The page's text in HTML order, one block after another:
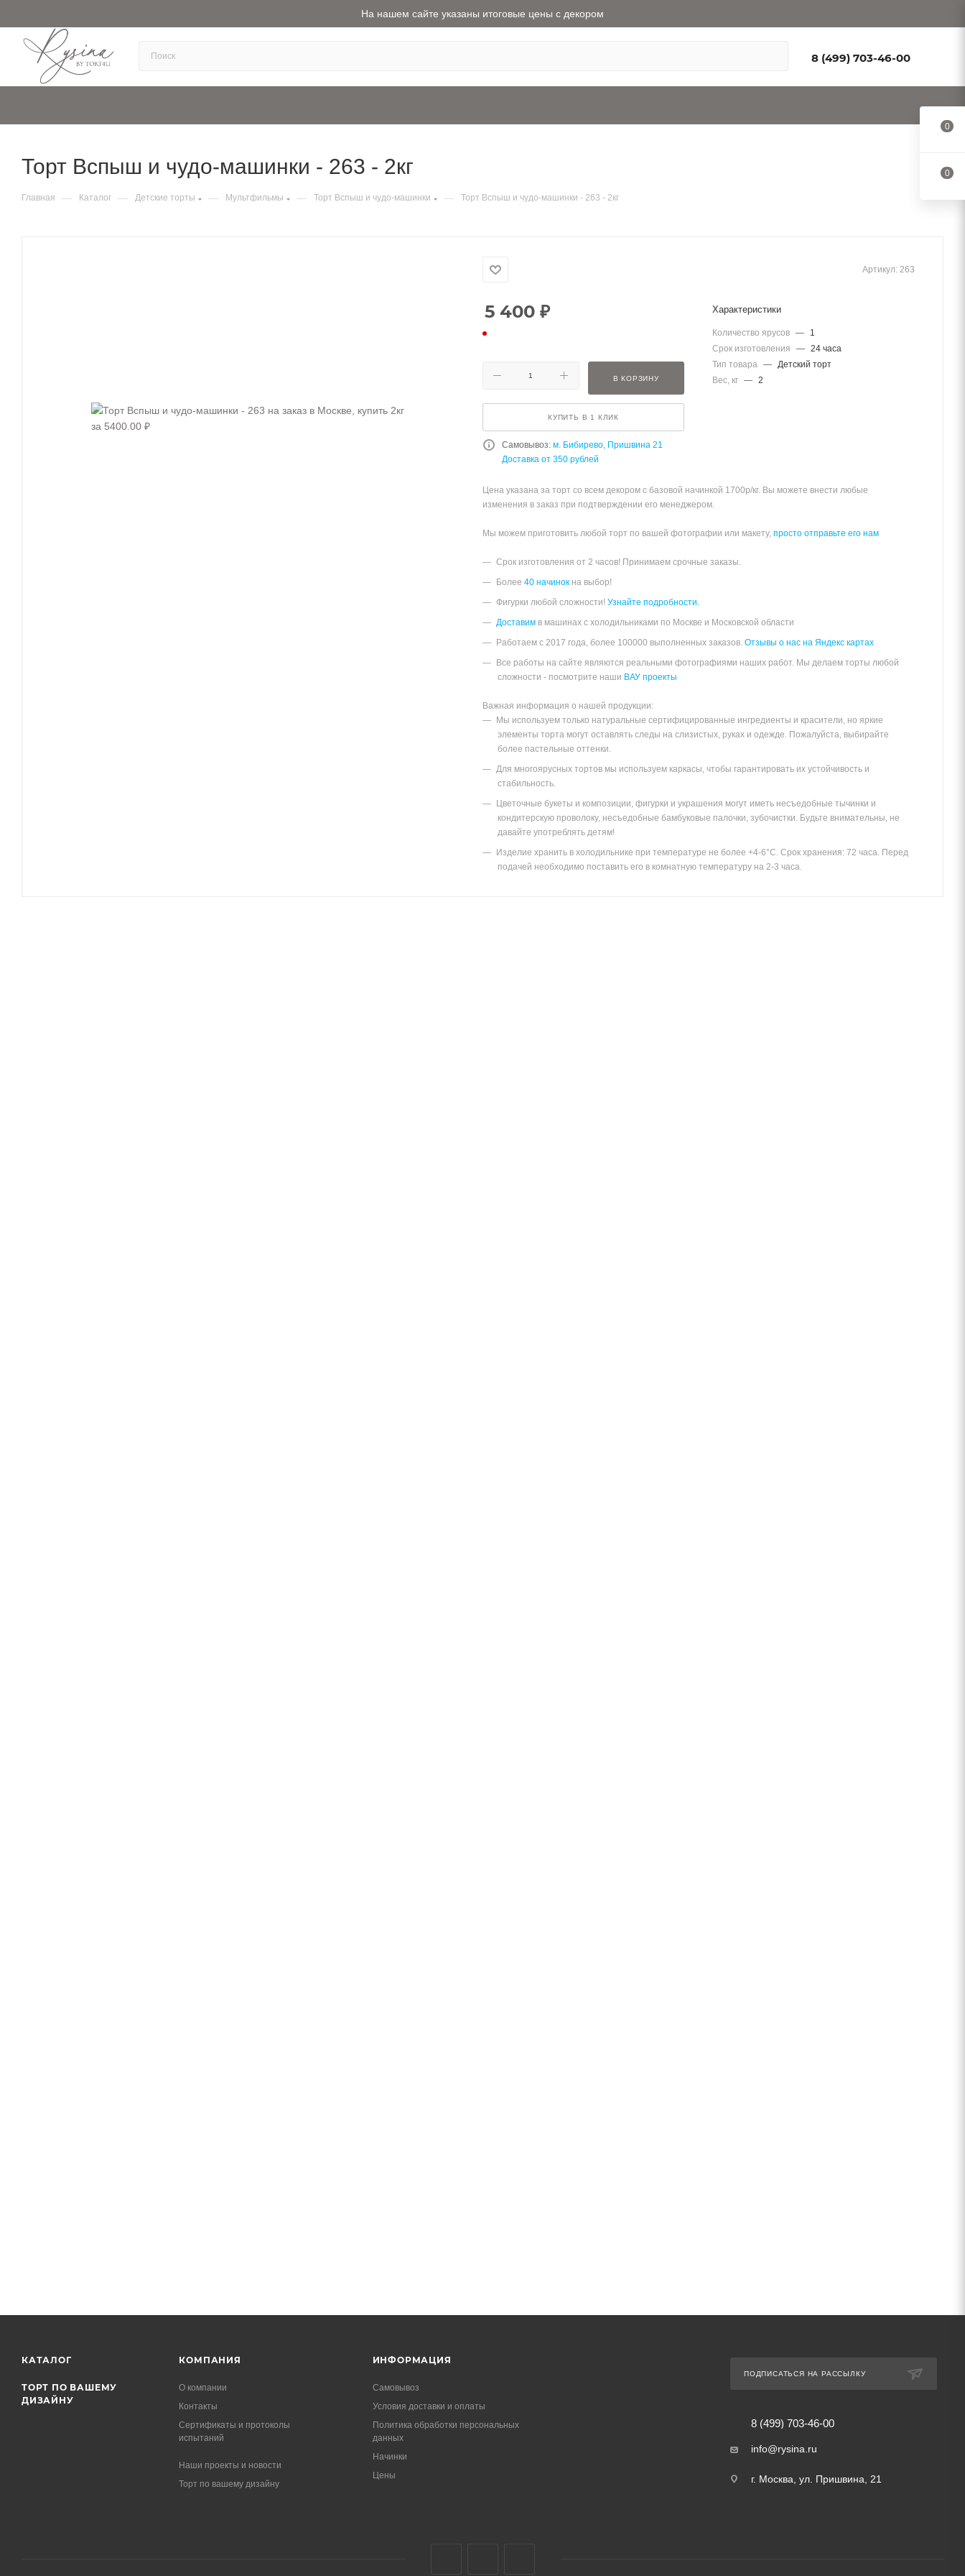
На нашем сайте указаны итоговые цены с декором
8 (499) 703-46-00
Торт Вспыш и чудо-машинки - 263 - 2кг
Главная — Каталог — Детские торты — Мультфильмы — Торт Вспыш и чудо-машинки — Торт Вспыш и чудо-машинки - 263 - 2кг
Артикул: 263
5 400 ₽
В КОРЗИНУ
КУПИТЬ В 1 КЛИК
Самовывоз: м. Бибирево, Пришвина 21
Доставка от 350 рублей
Характеристики
Количество ярусов —
1
Срок изготовления
— 24 часа
Тип товара — Детский торт
Вес, кг — 2
Цена указана за торт со всем декором с базовой начинкой 1700р/кг. Вы можете внести любые
изменения в заказ при подтверждении его менеджером.
Мы можем приготовить любой торт по вашей фотографии или макету, просто отправьте его нам
Срок изготовления от 2 часов! Принимаем срочные заказы.
Более 40 начинок на выбор!
Фигурки любой сложности! Узнайте подробности.
Доставим в машинах с холодильниками по Москве и Московской области
Работаем с 2017 года, более 100000 выполненных заказов. Отзывы о нас на Яндекс картах
Все работы на сайте являются реальными фотографиями наших работ. Мы делаем торты любой
сложности - посмотрите наши ВАУ проекты
Важная информация о нашей продукции:
Мы используем только натуральные сертифицированные ингредиенты и красители, но яркие
элементы торта могут оставлять следы на слизистых, руках и одежде. Пожалуйста, выбирайте
более пастельные оттенки.
Для многоярусных тортов мы используем каркасы, чтобы гарантировать их устойчивость и
стабильность.
Цветочные букеты и композиции, фигурки и украшения могут иметь несъедобные тычинки и
кондитерскую проволоку, несъедобные бамбуковые палочки, зубочистки. Будьте внимательны, не
давайте употреблять детям!
Изделие хранить в холодильнике при температуре не более +4-6°С. Срок хранения: 72 часа. Перед
подачей необходимо поставить его в комнатную температуру на 2-3 часа.
КАТАЛОГ
ТОРТ ПО ВАШЕМУ
ДИЗАЙНУ
КОМПАНИЯ
О компании
Контакты
Сертификаты и протоколы
испытаний
Наши проекты и новости
Торт по вашему дизайну
ИНФОРМАЦИЯ
Самовывоз
Условия доставки и оплаты
Политика обработки персональных
данных
Начинки
Цены
ПОДПИСАТЬСЯ НА РАССЫЛКУ
8 (499) 703-46-00
info@rysina.ru
г. Москва, ул. Пришвина, 21
0
0